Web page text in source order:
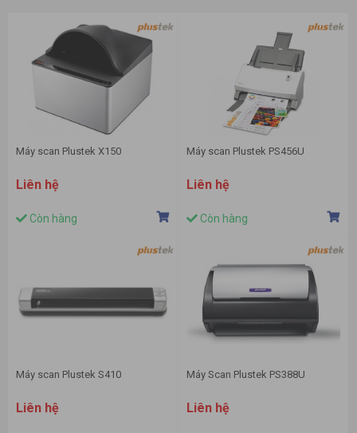
Máy scan Plustek X150
Liên hệ
Còn hàng
Máy scan Plustek PS456U
Liên hệ
Còn hàng
Máy scan Plustek S410
Liên hệ
Máy Scan Plustek PS388U
Liên hệ